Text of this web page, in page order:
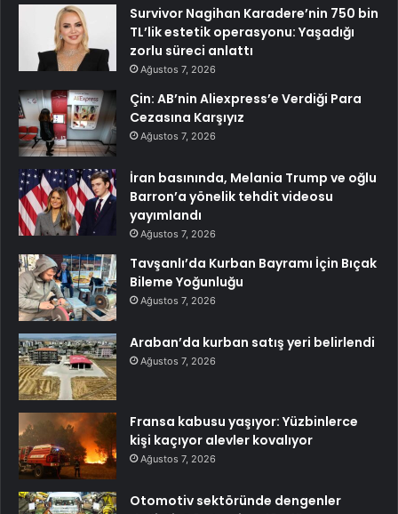
Survivor Nagihan Karadere’nin 750 bin
TL’lik estetik operasyonu: Yaşadığı
zorlu süreci anlattı
Ağustos 7, 2026
Çin: AB’nin Aliexpress’e Verdiği Para
Cezasına Karşıyız
Ağustos 7, 2026
İran basınında, Melania Trump ve oğlu
Barron’a yönelik tehdit videosu
yayımlandı
Ağustos 7, 2026
Tavşanlı’da Kurban Bayramı İçin Bıçak
Bileme Yoğunluğu
Ağustos 7, 2026
Araban’da kurban satış yeri belirlendi
Ağustos 7, 2026
Fransa kabusu yaşıyor: Yüzbinlerce
kişi kaçıyor alevler kovalıyor
Ağustos 7, 2026
Otomotiv sektöründe dengenler